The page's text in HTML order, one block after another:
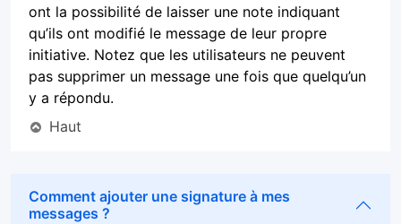
ont la possibilité de laisser une note indiquant
qu’ils ont modifié le message de leur propre
initiative. Notez que les utilisateurs ne peuvent
pas supprimer un message une fois que quelqu’un
y a répondu.
Haut
Comment ajouter une signature à mes
messages ?